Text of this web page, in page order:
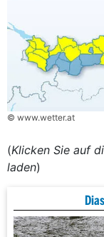
© www.wetter.at
(Klicken Sie auf
laden)